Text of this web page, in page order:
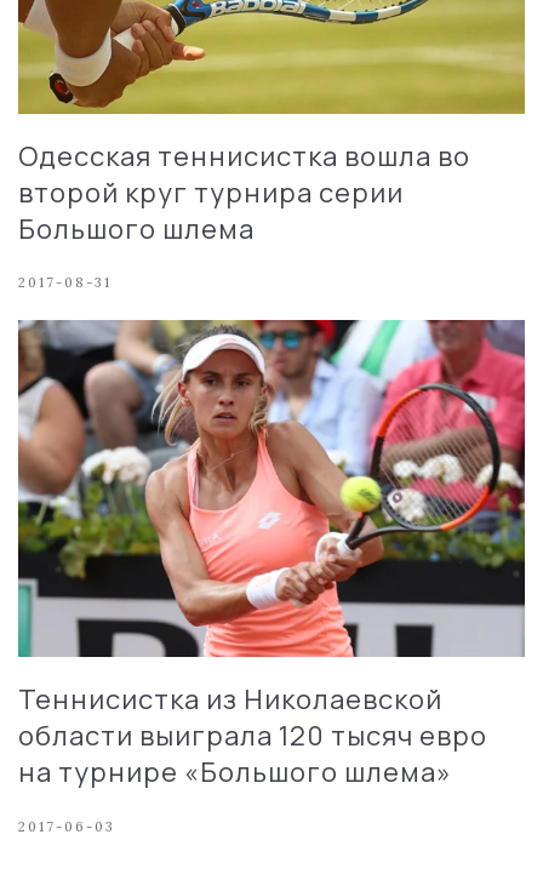
Одесская теннисистка вошла во
второй круг турнира серии
Большого шлема
2017-08-31
Теннисистка из Николаевской
области выиграла 120 тысяч евро
на турнире «Большого шлема»
2017-06-03